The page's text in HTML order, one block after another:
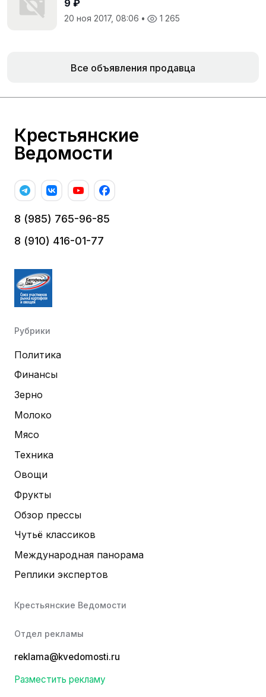
9 ₽
20 ноя 2017, 08:06 • 1 265
Все объявления продавца
Крестьянские
Ведомости
8 (985) 765-96-85
8 (910) 416-01-77
Рубрики
Политика
Финансы
Зерно
Молоко
Мясо
Техника
Овощи
Фрукты
Обзор прессы
Чутьё классиков
Международная панорама
Реплики экспертов
Крестьянские Ведомости
Отдел рекламы
reklama@kvedomosti.ru
Разместить рекламу